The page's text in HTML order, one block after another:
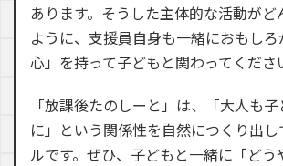
あります。そうした主体的な活動がど
ように、支援員自身も一緒におもし
心」を持って子どもと関わってくださ
「放課後たのしーと」は、「大人も
に」という関係性を自然につくり出
ルです。ぜひ、子どもと一緒に「どう